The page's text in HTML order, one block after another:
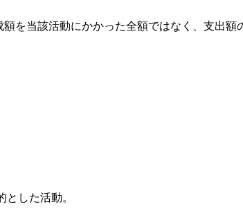
を当該活動にかかった全額ではなく、支出額
した活動。